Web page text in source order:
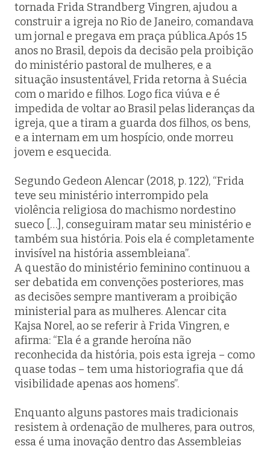
tornada Frida Strandberg Vingren, ajudou a
construir a igreja no Rio de Janeiro, comandava
um jornal e pregava em praça pública.Após 15
anos no Brasil, depois da decisão pela proibição
do ministério pastoral de mulheres, e a
situação insustentável, Frida retorna à Suécia
com o marido e filhos. Logo fica viúva e é
impedida de voltar ao Brasil pelas lideranças da
igreja, que a tiram a guarda dos filhos, os bens,
e a internam em um hospício, onde morreu
jovem e esquecida.
Segundo Gedeon Alencar (2018, p. 122), “Frida
teve seu ministério interrompido pela
violência religiosa do machismo nordestino
sueco […], conseguiram matar seu ministério e
também sua história. Pois ela é completamente
invisível na história assembleiana”.
A questão do ministério feminino continuou a
ser debatida em convenções posteriores, mas
as decisões sempre mantiveram a proibição
ministerial para as mulheres. Alencar cita
Kajsa Norel, ao se referir à Frida Vingren, e
afirma: “Ela é a grande heroína não
reconhecida da história, pois esta igreja – como
quase todas – tem uma historiografia que dá
visibilidade apenas aos homens”.
Enquanto alguns pastores mais tradicionais
resistem à ordenação de mulheres, para outros,
essa é uma inovação dentro das Assembleias